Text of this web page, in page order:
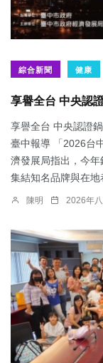
綜合新聞 健康
享譽全台 中央認
享譽全台 中央認證
臺中報導 「2026台
濟發展局指出，今
集結知名品牌與在地
陳明 2026年